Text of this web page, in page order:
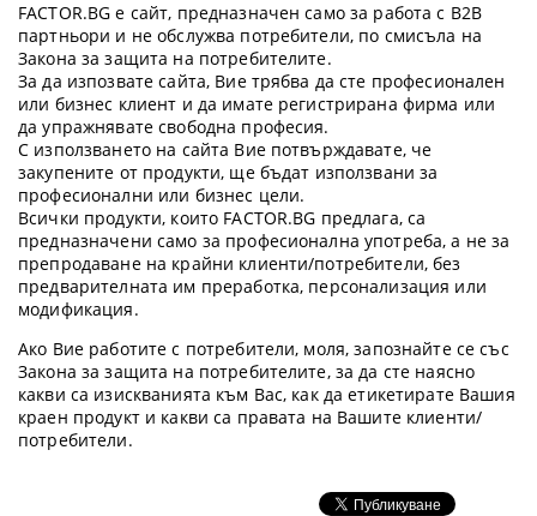
FACTOR.BG е сайт, предназначен само за работа с B2B
партньори и не обслужва потребители, по смисъла на
Закона за защита на потребителите.
За да изпозвате сайта, Вие трябва да сте професионален
или бизнес клиент и да имате регистрирана фирма или
да упражнявате свободна професия.
С използването на сайта Вие потвърждавате, че
закупените от продукти, ще бъдат използвани за
професионални или бизнес цели.
Всички продукти, които FACTOR.BG предлага, са
предназначени само за професионална употреба, а не за
препродаване на крайни клиенти/потребители, без
предварителната им преработка, персонализация или
модификация.
Ако Вие работите с потребители, моля, запознайте се със
Закона за защита на потребителите, за да сте наясно
какви са изискванията към Вас, как да етикетирате Вашия
краен продукт и какви са правата на Вашите клиенти/
потребители.